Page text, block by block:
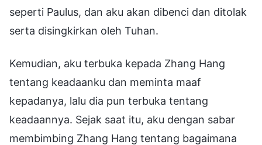
seperti Paulus, dan aku akan dibenci dan ditolak
serta disingkirkan oleh Tuhan.
Kemudian, aku terbuka kepada Zhang Hang
tentang keadaanku dan meminta maaf
kepadanya, lalu dia pun terbuka tentang
keadaannya. Sejak saat itu, aku dengan sabar
membimbing Zhang Hang tentang bagaimana